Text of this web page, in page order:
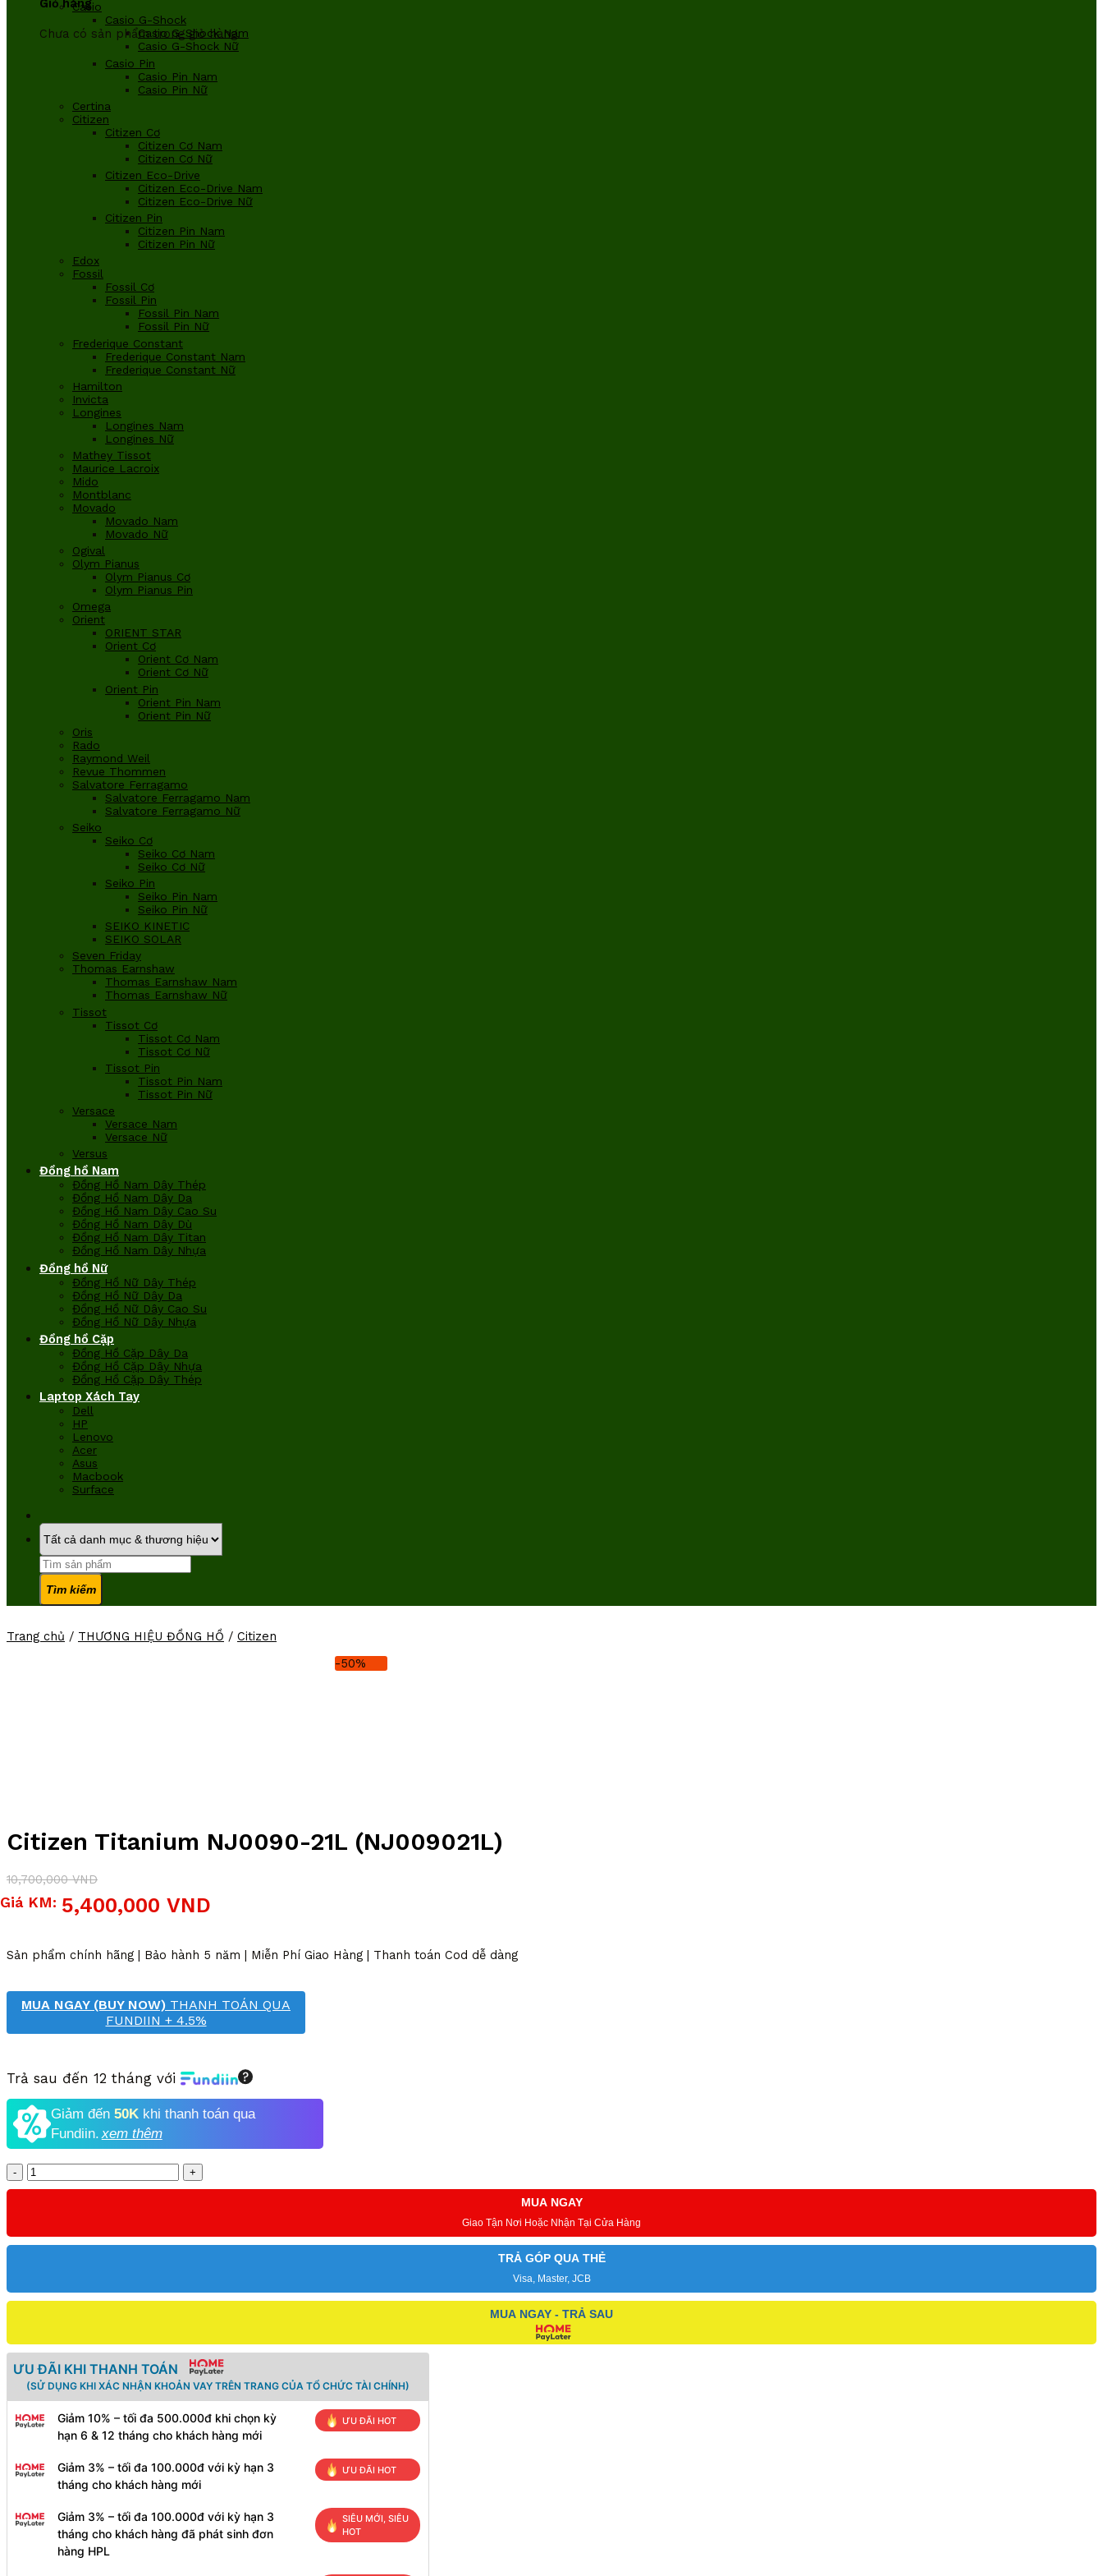
Giỏ hàng
Chưa có sản phẩm trong giỏ hàng.
Casio
Casio G-Shock
Casio G-Shock Nam
Casio G-Shock Nữ
Casio Pin
Casio Pin Nam
Casio Pin Nữ
Certina
Citizen
Citizen Cơ
Citizen Cơ Nam
Citizen Cơ Nữ
Citizen Eco-Drive
Citizen Eco-Drive Nam
Citizen Eco-Drive Nữ
Citizen Pin
Citizen Pin Nam
Citizen Pin Nữ
Edox
Fossil
Fossil Cơ
Fossil Pin
Fossil Pin Nam
Fossil Pin Nữ
Frederique Constant
Frederique Constant Nam
Frederique Constant Nữ
Hamilton
Invicta
Longines
Longines Nam
Longines Nữ
Mathey Tissot
Maurice Lacroix
Mido
Montblanc
Movado
Movado Nam
Movado Nữ
Ogival
Olym Pianus
Olym Pianus Cơ
Olym Pianus Pin
Omega
Orient
ORIENT STAR
Orient Cơ
Orient Cơ Nam
Orient Cơ Nữ
Orient Pin
Orient Pin Nam
Orient Pin Nữ
Oris
Rado
Raymond Weil
Revue Thommen
Salvatore Ferragamo
Salvatore Ferragamo Nam
Salvatore Ferragamo Nữ
Seiko
Seiko Cơ
Seiko Cơ Nam
Seiko Cơ Nữ
Seiko Pin
Seiko Pin Nam
Seiko Pin Nữ
SEIKO KINETIC
SEIKO SOLAR
Seven Friday
Thomas Earnshaw
Thomas Earnshaw Nam
Thomas Earnshaw Nữ
Tissot
Tissot Cơ
Tissot Cơ Nam
Tissot Cơ Nữ
Tissot Pin
Tissot Pin Nam
Tissot Pin Nữ
Versace
Versace Nam
Versace Nữ
Versus
Đồng hồ Nam
Đồng Hồ Nam Dây Thép
Đồng Hồ Nam Dây Da
Đồng Hồ Nam Dây Cao Su
Đồng Hồ Nam Dây Dù
Đồng Hồ Nam Dây Titan
Đồng Hồ Nam Dây Nhựa
Đồng hồ Nữ
Đồng Hồ Nữ Dây Thép
Đồng Hồ Nữ Dây Da
Đồng Hồ Nữ Dây Cao Su
Đồng Hồ Nữ Dây Nhựa
Đồng hồ Cặp
Đồng Hồ Cặp Dây Da
Đồng Hồ Cặp Dây Nhựa
Đồng Hồ Cặp Dây Thép
Laptop Xách Tay
Dell
HP
Lenovo
Acer
Asus
Macbook
Surface
Tìm
kiếm:
Trang chủ / THƯƠNG HIỆU ĐỒNG HỒ / Citizen
-50%
Citizen Titanium NJ0090-21L (NJ009021L)
10,700,000VND
Giá
5,400,000 VND
Giá
5,400,000 VND.
Giá KM:
Sản phẩm chính hãng | Bảo hành 5 năm | Miễn Phí Giao Hàng | Thanh toán Cod dễ dàng
MUA NGAY (BUY NOW) THANH TOÁN QUA
FUNDIIN + 4.5%
Trả sau đến 12 tháng với
Giảm đến 50K khi thanh toán qua
Fundiin. xem thêm
Số
lượng
MUA NGAY
Giao Tận Nơi Hoặc Nhận Tại Cửa Hàng
TRẢ GÓP QUA THẺ
Visa, Master, JCB
MUA NGAY - TRẢ SAU
ƯU ĐÃI KHI THANH TOÁN
(SỬ DỤNG KHI XÁC NHẬN KHOẢN VAY TRÊN TRANG CỦA TỔ CHỨC TÀI CHÍNH)
Giảm 10% – tối đa 500.000đ khi chọn kỳ
hạn 6 & 12 tháng cho khách hàng mới
ƯU ĐÃI HOT
Giảm 3% – tối đa 100.000đ với kỳ hạn 3
tháng cho khách hàng mới
ƯU ĐÃI HOT
Giảm 3% – tối đa 100.000đ với kỳ hạn 3
tháng cho khách hàng đã phát sinh đơn
hàng HPL
SIÊU MỚI, SIÊU
HOT